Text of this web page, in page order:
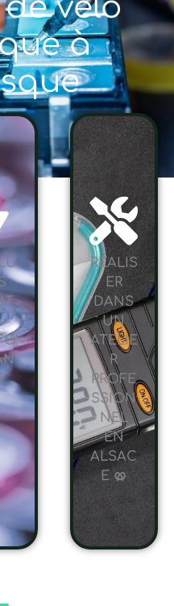
vélo
à
RÉALIS
ER
DANS
UN
ATELIE
R
PROFE
SSION
NEL
EN
ALSAC
E 🥨